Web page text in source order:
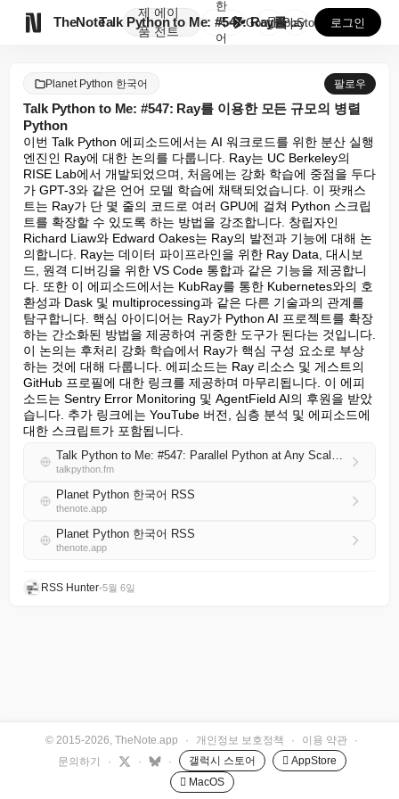
TheNote
제
품
에이
전트
Talk Python to Me: #547: Ray를 ...
한
국
어
GooglePlay
AppStore 로그인
Planet Python 한국어 팔로우
Talk Python to Me: #547: Ray를 이용한 모든 규모의 병렬
Python
이번 Talk Python 에피소드에서는 AI 워크로드를 위한 분산 실행
엔진인 Ray에 대한 논의를 다룹니다. Ray는 UC Berkeley의
RISE Lab에서 개발되었으며, 처음에는 강화 학습에 중점을 두다
가 GPT-3와 같은 언어 모델 학습에 채택되었습니다. 이 팟캐스
트는 Ray가 단 몇 줄의 코드로 여러 GPU에 걸쳐 Python 스크립
트를 확장할 수 있도록 하는 방법을 강조합니다. 창립자인
Richard Liaw와 Edward Oakes는 Ray의 발전과 기능에 대해 논
의합니다. Ray는 데이터 파이프라인을 위한 Ray Data, 대시보
드, 원격 디버깅을 위한 VS Code 통합과 같은 기능을 제공합니
다. 또한 이 에피소드에서는 KubRay를 통한 Kubernetes와의 호
환성과 Dask 및 multiprocessing과 같은 다른 기술과의 관계를
탐구합니다. 핵심 아이디어는 Ray가 Python AI 프로젝트를 확장
하는 간소화된 방법을 제공하여 귀중한 도구가 된다는 것입니다.
이 논의는 후처리 강화 학습에서 Ray가 핵심 구성 요소로 부상
하는 것에 대해 다룹니다. 에피소드는 Ray 리소스 및 게스트의
GitHub 프로필에 대한 링크를 제공하며 마무리됩니다. 이 에피
소드는 Sentry Error Monitoring 및 AgentField AI의 후원을 받았
습니다. 추가 링크에는 YouTube 버전, 심층 분석 및 에피소드에
대한 스크립트가 포함됩니다.
Talk Python to Me: #547: Parallel Python at Any Scale with Ray
talkpython.fm
Planet Python 한국어 RSS
thenote.app
Planet Python 한국어 RSS
thenote.app
RSS Hunter•5월 6일
© 2015-2026, TheNote.app · 개인정보 보호정책 · 이용 약관
·
문의하기
· · · 갤럭시 스토어
 AppStore
 MacOS